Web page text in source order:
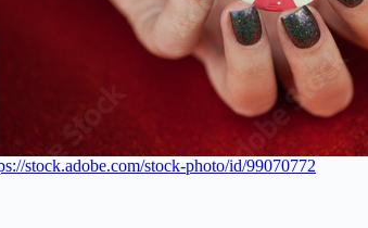
stock.adobe.com/stock-photo/id/99070772